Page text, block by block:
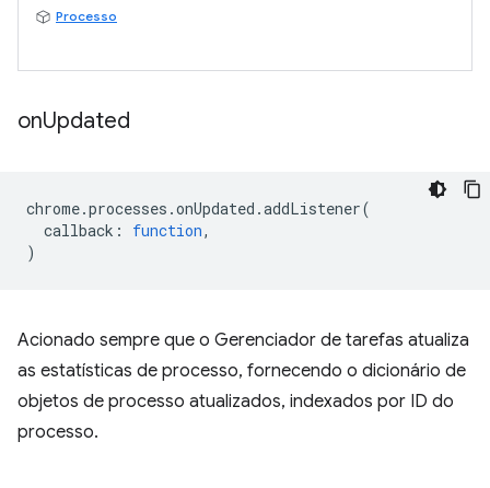
Processo
onUpdated
chrome.processes .onUpdated .addListener(
callback : function,
)
Acionado sempre que o Gerenciador de tarefas atualiza
as estatísticas de processo, fornecendo o dicionário de
objetos de processo atualizados, indexados por ID do
processo.